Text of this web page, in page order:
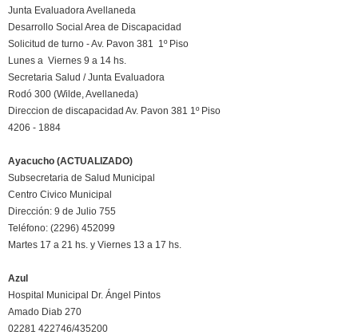
Junta Evaluadora Avellaneda
Desarrollo Social Area de Discapacidad
Solicitud de turno - Av. Pavon 381 1º Piso
Lunes a Viernes 9 a 14 hs.
Secretaria Salud / Junta Evaluadora
Rodó 300 (Wilde, Avellaneda)
Direccion de discapacidad Av. Pavon 381 1º Piso
4206 - 1884
Ayacucho (ACTUALIZADO)
Subsecretaria de Salud Municipal
Centro Civico Municipal
Dirección: 9 de Julio 755
Teléfono: (2296) 452099
Martes 17 a 21 hs. y Viernes 13 a 17 hs.
Azul
Hospital Municipal Dr. Ángel Pintos
Amado Diab 270
02281 422746/435200